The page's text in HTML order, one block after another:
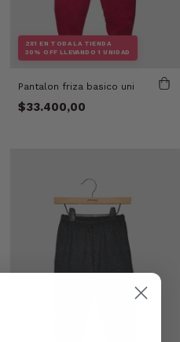
2X1 EN TODA LA TIENDA
30% OFF LLEVANDO 1 UNIDAD
Pantalon friza basico uni
$33.400,00